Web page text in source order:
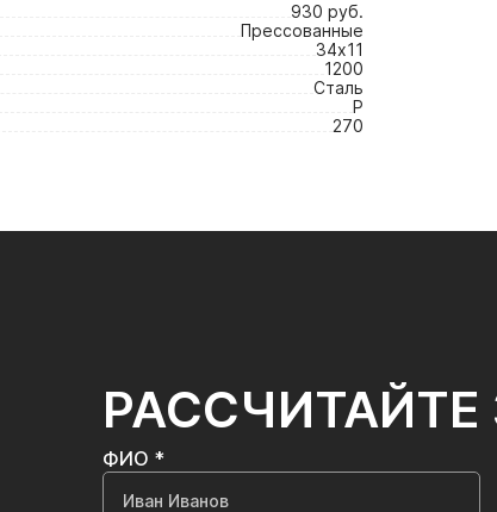
930 руб.
Прессованные
34х11
1200
Сталь
P
270
РАССЧИТАЙТЕ
ФИО *